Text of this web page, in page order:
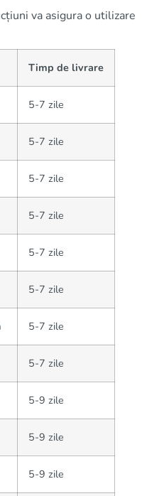
va asigura o utilizare
Timp de livrare
5-7 zile
5-7 zile
5-7 zile
5-7 zile
5-7 zile
5-7 zile
5-7 zile
5-7 zile
5-9 zile
5-9 zile
5-9 zile